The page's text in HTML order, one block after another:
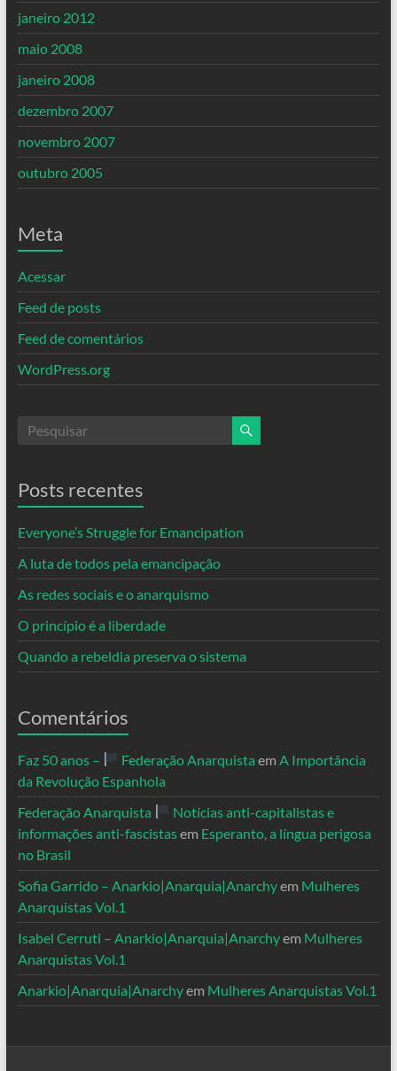
janeiro 2012
maio 2008
janeiro 2008
dezembro 2007
novembro 2007
outubro 2005
Meta
Acessar
Feed de posts
Feed de comentários
WordPress.org
Posts recentes
Everyone’s Struggle for Emancipation
A luta de todos pela emancipação
As redes sociais e o anarquismo
O princípio é a liberdade
Quando a rebeldia preserva o sistema
Comentários
Faz 50 anos – Federação Anarquista em A Importância
da Revolução Espanhola
Federação Anarquista
Notícias anti-capitalistas e
informações anti-fascistasem Esperanto, a língua perigosa
no Brasil
Sofia Garrido – Anarkio|Anarquia|Anarchyem Mulheres
Anarquistas Vol.1
Isabel Cerruti – Anarkio|Anarquia|Anarchyem Mulheres
Anarquistas Vol.1
Anarkio|Anarquia|Anarchyem Mulheres Anarquistas Vol.1